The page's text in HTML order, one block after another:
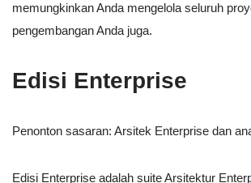
memungkinkan Anda mengelola seluruh
pengembangan Anda juga.
Edisi Enterprise
Penonton sasaran: Arsitek Enterprise dan
Edisi Enterprise adalah suite Arsitektur